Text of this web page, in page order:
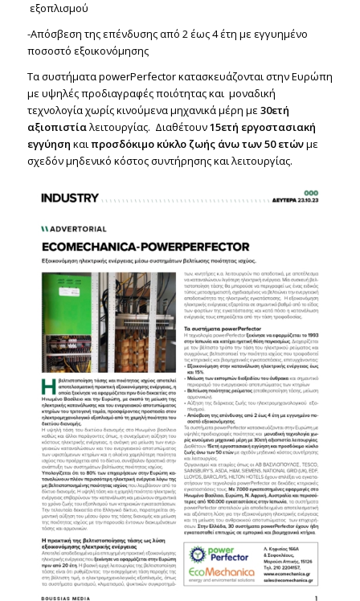
εξοπλισμού
-Απόσβεση της επένδυσης από 2 έως 4 έτη με εγγυημένο
ποσοστό εξοικονόμησης
Τα συστήματα powerPerfector κατασκευάζονται στην Ευρώπη
με υψηλές προδιαγραφές ποιότητας και μοναδική
τεχνολογία χωρίς κινούμενα μηχανικά μέρη με 30ετή
αξιοπιστίαλειτουργίας. Διαθέτουν15ετή εργοστασιακή
εγγύηση καιπροσδόκιμο κύκλο ζωής άνω των 50 ετώνμε
σχεδόν μηδενικό κόστος συντήρησης και λειτουργίας.